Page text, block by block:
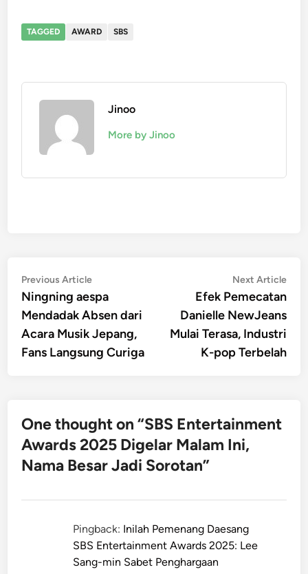
TAGGED AWARD SBS
Jinoo
More by Jinoo
Post
navigation
Previous ArticlePrevious
article:
Ningning aespa
Mendadak Absen dari
Acara Musik Jepang,
Fans Langsung Curiga
Next Article
Efek Pemecatan
Danielle NewJeans
Mulai Terasa, Industri
K-pop Terbelah
One thought on “SBS Entertainment
Awards 2025 Digelar Malam Ini,
Nama Besar Jadi Sorotan”
Pingback: Inilah Pemenang Daesang
SBS Entertainment Awards 2025: Lee
Sang-min Sabet Penghargaan